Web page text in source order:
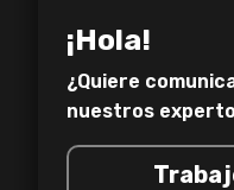
¡Hola!
¿Quiere
nuestros